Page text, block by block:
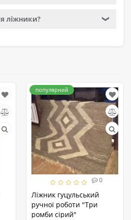
ліжники? ❯
популярний
0
Ліжник гуцульський
ручної роботи "Три
ромби сірий"